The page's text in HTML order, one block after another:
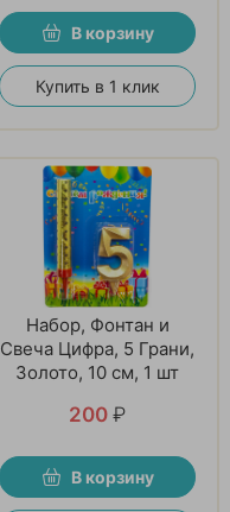
В корзину
Купить в 1 клик
Набор, Фонтан и
Свеча Цифра, 5 Грани,
Золото, 10 см, 1 шт
200 ₽
В корзину